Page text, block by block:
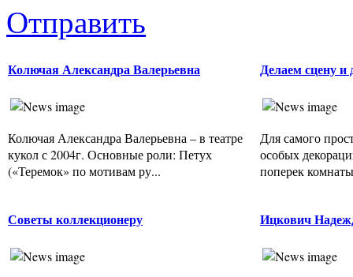
Отправить
Колючая Александра Валерьевна
Колючая Александра Валерьевна – в театре
кукол с 2004г. Основные роли: Петух
(«Теремок» по мотивам ру...
Делаем сцену и
Для самого
особых
поперек
Советы коллекционеру Ицкович